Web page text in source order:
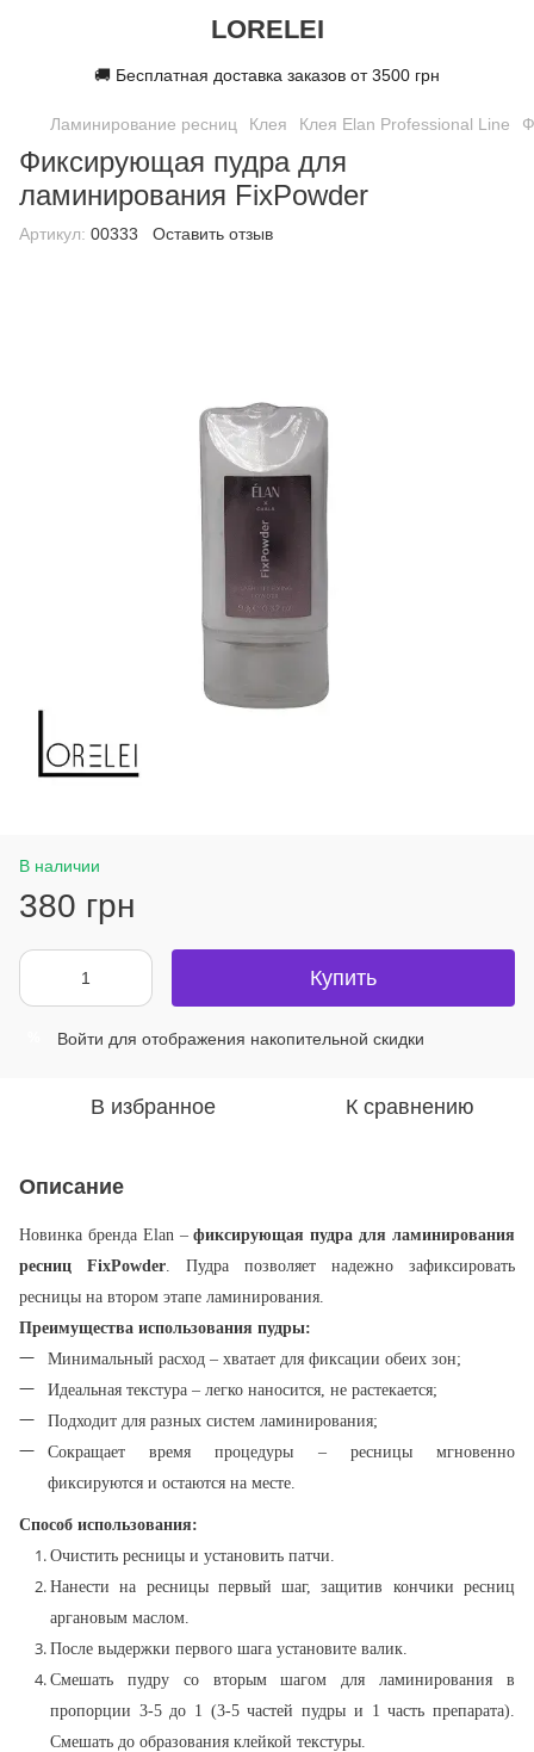
LORELEI
🚚 Бесплатная доставка заказов от 3500 грн
Ламинирование ресниц Клея Клея Elan Professional Line
Фиксирующая пудра для
ламинирования FixPowder
Артикул: 00333 Оставить отзыв
В наличии
380 грн
Купить
Войти для отображения накопительной скидки
В избранное К сравнению
Описание
Новинка бренда Elan –фиксирующая пудра для ламинирования
ресниц FixPowder . Пудра позволяет надежно зафиксировать
ресницы на втором этапе ламинирования.
Преимущества использования пудры:
Минимальный расход – хватает для фиксации обеих зон;
Идеальная текстура – ​​легко наносится, не растекается;
Подходит для разных систем ламинирования;
Сокращает время процедуры – ресницы мгновенно
фиксируются и остаются на месте.
Способ использования:
Очистить ресницы и установить патчи.
Нанести на ресницы первый шаг, защитив кончики ресниц
аргановым маслом.
После выдержки первого шага установите валик.
Смешать пудру со вторым шагом для ламинирования в
пропорции 3-5 до 1 (3-5 частей пудры и 1 часть препарата).
Смешать до образования клейкой текстуры.